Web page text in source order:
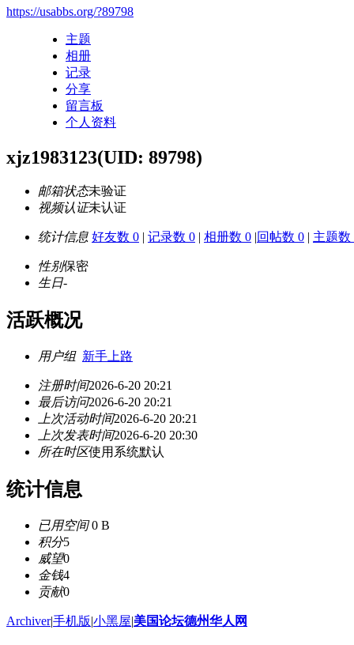
https://usabbs.org/?89798
主题
相册
记录
分享
留言板
个人资料
xjz1983123(UID: 89798)
邮箱状态未验证
视频认证未认证
统计信息 好友数 0 | 记录数 0 | 相册数 0 |回帖数 0 | 主题数
性别保密
生日-
活跃概况
用户组 新手上路
注册时间2026-6-20 20:21
最后访问2026-6-20 20:21
上次活动时间2026-6-20 20:21
上次发表时间2026-6-20 20:30
所在时区使用系统默认
统计信息
已用空间0 B
积分5
威望0
金钱4
贡献0
Archiver|手机版|小黑屋|美国论坛德州华人网